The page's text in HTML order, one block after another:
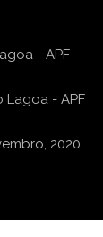
- APF
Lagoa - APF
2020